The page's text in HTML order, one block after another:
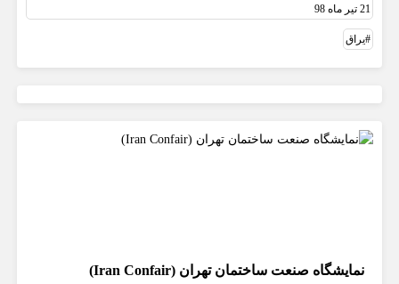
یراق
نمایشگاه صنعت ساختمان تهران (Iran Confair)